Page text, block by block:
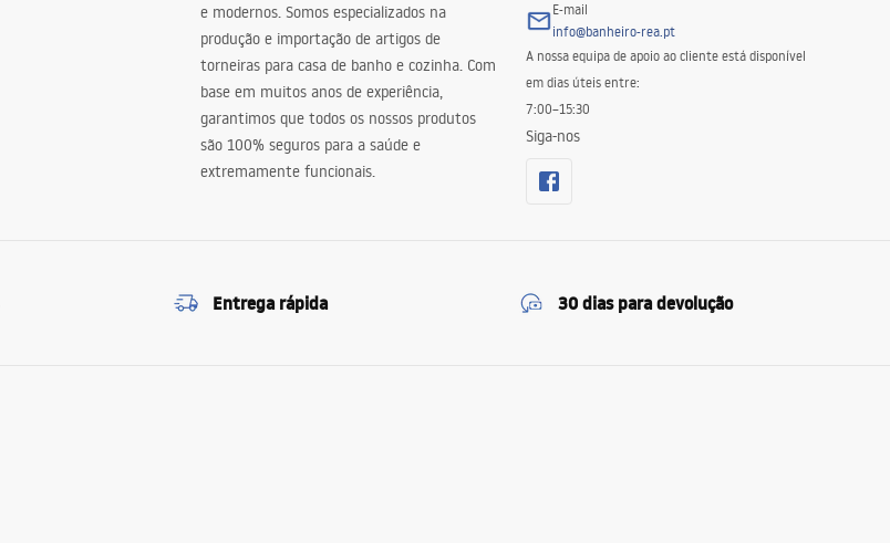
e modernos. Somos especializados na
produção e importação de artigos de
torneiras para casa de banho e cozinha. Com
base em muitos anos de experiência,
garantimos que todos os nossos produtos
são 100% seguros para a saúde e
extremamente funcionais.
E-mail
info@banheiro-rea.pt
A nossa equipa de apoio ao cliente está disponível
em dias úteis entre:
7:00–15:30
Siga-nos
Entrega rápida 30 dias para devolução